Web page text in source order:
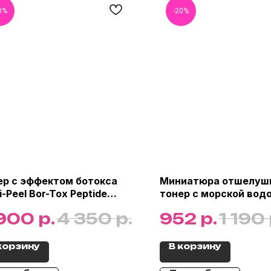
с эффектом ботокса
Peel Bor-Tox Peptide
р.4 350 р.
-20%
Миниатюра
тонер с морской
952 р.1 190
В корзину